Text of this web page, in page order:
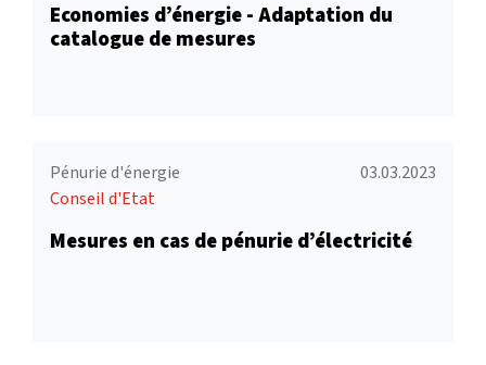
Economies d’énergie - Adaptation du
catalogue de mesures
Pénurie d'énergie
03.03.2023
Conseil d'Etat
Mesures en cas de pénurie d’électricité